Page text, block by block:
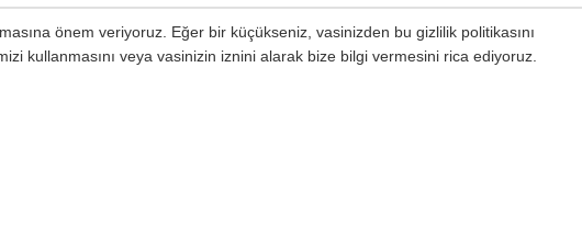
önem veriyoruz. Eğer bir küçükseniz, vasinizden bu gizlilik politikasını
kullanmasını veya vasinizin iznini alarak bize bilgi vermesini rica ediyoruz.